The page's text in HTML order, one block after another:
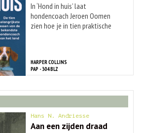
HARPER COLLINS
PAP - 304 BLZ
In ‘Hond in huis’ laat
hondencoach Jeroen Oomen
zien hoe je in tien praktische
Hans N. Andriesse
Aan een zijden draad